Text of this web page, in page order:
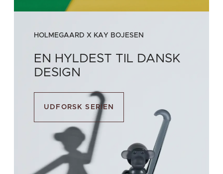
HOLMEGAARD X KAY BOJESEN
EN HYLDEST TIL DANSK
DESIGN
UDFORSK SERIEN